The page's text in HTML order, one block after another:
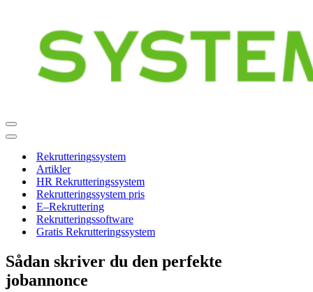
Navigation
menu
Navigation
Rekrutteringssystem
Artikler
HR Rekrutteringssystem
Rekrutteringssystem pris
E–Rekruttering
Rekrutteringssoftware
Gratis Rekrutteringssystem
Sådan skriver du den perfekte
jobannonce